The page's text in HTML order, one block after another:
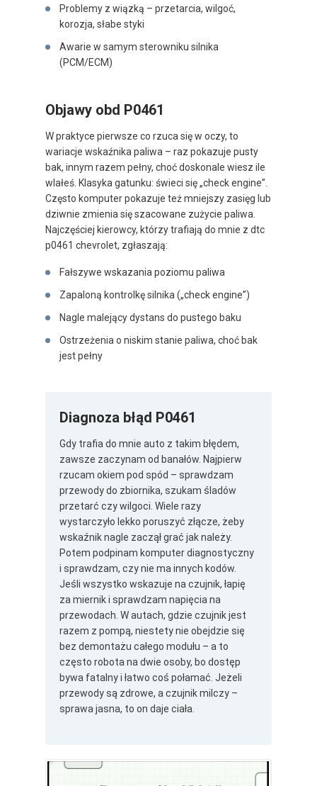
Problemy z wiązką – przetarcia, wilgoć,
korozja, słabe styki
Awarie w samym sterowniku silnika
(PCM/ECM)
Objawy obd P0461
W praktyce pierwsze co rzuca się w oczy, to
wariacje wskaźnika paliwa – raz pokazuje pusty
bak, innym razem pełny, choć doskonale wiesz ile
wlałeś. Klasyka gatunku: świeci się „check engine”.
Często komputer pokazuje też mniejszy zasięg lub
dziwnie zmienia się szacowane zużycie paliwa.
Najczęściej kierowcy, którzy trafiają do mnie z dtc
p0461 chevrolet, zgłaszają:
Fałszywe wskazania poziomu paliwa
Zapaloną kontrolkę silnika („check engine”)
Nagle malejący dystans do pustego baku
Ostrzeżenia o niskim stanie paliwa, choć bak
jest pełny
Diagnoza błąd P0461
Gdy trafia do mnie auto z takim błędem,
zawsze zaczynam od banałów. Najpierw
rzucam okiem pod spód – sprawdzam
przewody do zbiornika, szukam śladów
przetarć czy wilgoci. Wiele razy
wystarczyło lekko poruszyć złącze, żeby
wskaźnik nagle zaczął grać jak należy.
Potem podpinam komputer diagnostyczny
i sprawdzam, czy nie ma innych kodów.
Jeśli wszystko wskazuje na czujnik, łapię
za miernik i sprawdzam napięcia na
przewodach. W autach, gdzie czujnik jest
razem z pompą, niestety nie obejdzie się
bez demontażu całego modułu – a to
często robota na dwie osoby, bo dostęp
bywa fatalny i łatwo coś połamać. Jeżeli
przewody są zdrowe, a czujnik milczy –
sprawa jasna, to on daje ciała.